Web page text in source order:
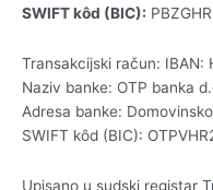
SWIFT kôd (BIC):
Transakcijski račun:
Naziv banke: OTP banka
Adresa banke:
SWIFT kôd (BIC):
Upisano u sudski registar